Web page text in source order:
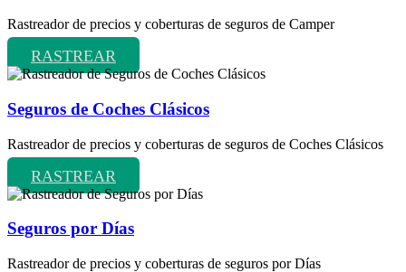
Rastreador de precios y coberturas de seguros de Camper
RASTREAR
Seguros de Coches Clásicos
Rastreador de precios y coberturas de seguros de Coches Clásicos
RASTREAR
Seguros por Días
Rastreador de precios y coberturas de seguros por Días